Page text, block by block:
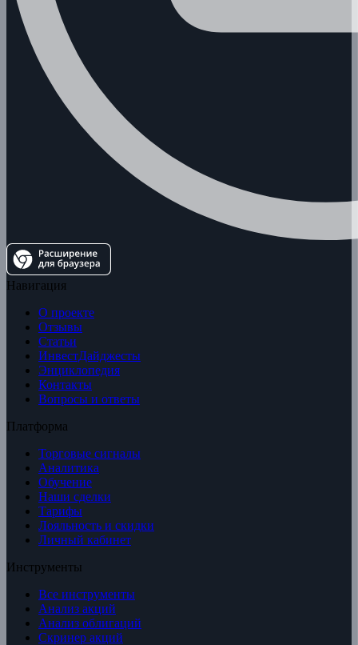
Навигация
О проекте
Отзывы
Статьи
ИнвестДайджесты
Энциклопедия
Контакты
Вопросы и ответы
Платформа
Торговые сигналы
Аналитика
Обучение
Наши сделки
Тарифы
Лояльность и скидки
Личный кабинет
Инструменты
Все инструменты
Анализ акций
Анализ облигаций
Скринер акций